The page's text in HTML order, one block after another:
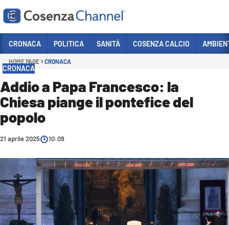
Sezioni
CRONACA
POLITICA
COSENZA CALCIO
ECONOMIA E LAVORO
SANITÀ
SPORT
CULTURA
CRONACA POLITICA SANITÀ COSENZA CALCIO
HOME PAGE CRONACA
CRONACA
Addio a Papa Francesco: la
Chiesa piange il pontefice del
popolo
21 aprile 2025 10:09